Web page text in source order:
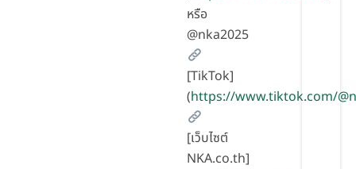
หรือ
@nka2025
[TikTok]
(https://www.tiktok.com/
[เว็บไซต์
NKA.co.th]